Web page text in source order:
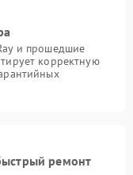
и прошедшие
корректную
ремонт